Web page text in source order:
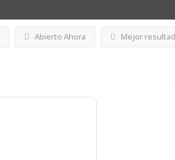
Abierto Ahora Mejor